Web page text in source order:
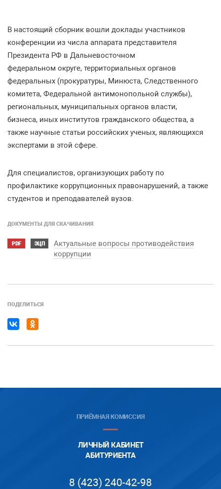
В настоящий сборник вошли доклады участников
конференции из числа аппарата представителя
Президента РФ в Дальневосточном
федеральном округе, территориальных органов
федеральных (прокуратуры, Минюста, Следственного
комитета, Федеральной антимонопольной службы),
региональных, муниципальных органов власти,
бизнеса, иных институтов гражданского общества, а
также научные статьи российских ученых, являющихся
экспертами в этой сфере.
Для специалистов, организующих работу по
профилактике коррупционных правонарушений, а также
студентов и преподавателей вузов.
ДОКУМЕНТЫ ДЛЯ СКАЧИВАНИЯ
PDF ЭЦП
Актуальные вопросы противодействия
коррупции
ПОДЕЛИТЬСЯ
ПРИЁМНАЯ КОМИССИЯ
ЛИЧНЫЙ КАБИНЕТ
АБИТУРИЕНТА
8 (423) 240-42-98